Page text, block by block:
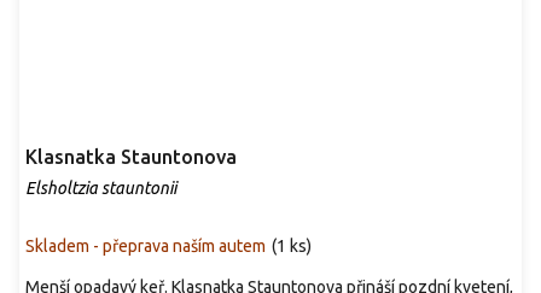
Klasnatka Stauntonova
Elsholtzia stauntonii
Skladem - přeprava naším autem (1 ks)
Menší opadavý keř. Klasnatka Stauntonova přináší pozdní kvetení,